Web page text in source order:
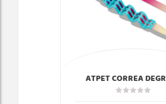
ATPET CORREA
(ROSADO/MORADO)